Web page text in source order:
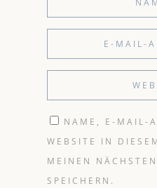
NAME, E-MAIL-
WEBSITE IN
MEINEN
SPEICHERN.